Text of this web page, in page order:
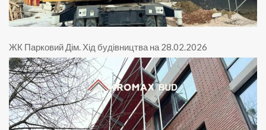
ЖК Парковий Дім. Хід будівництва на 28.02.2026